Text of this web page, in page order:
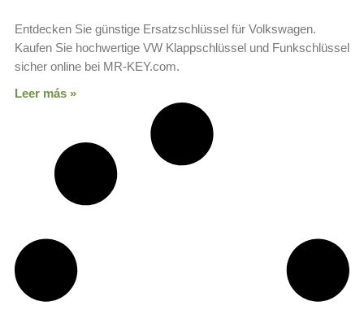
Entdecken Sie günstige Ersatzschlüssel für Volkswagen.
Kaufen Sie hochwertige VW Klappschlüssel und Funkschlüssel
sicher online bei MR-KEY.com.
Leer más »